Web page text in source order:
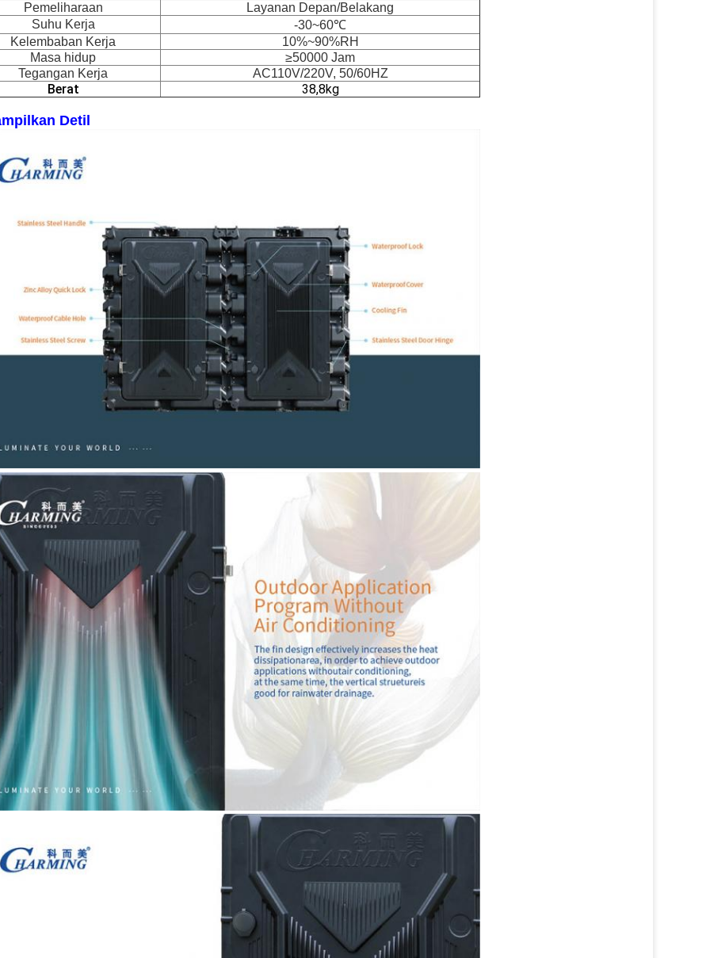
Pemeliharaan
Layanan Depan/Belakang
Suhu Kerja
-30~60℃
Kelembaban Kerja
10%~90%RH
Masa hidup
≥50000 Jam
Tegangan Kerja
AC110V/220V, 50/60HZ
Berat 38,8kg
Detil